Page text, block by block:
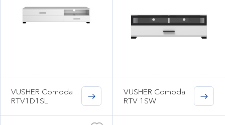
VUSHER Comoda
RTV1D1SL
VUSHER Comoda
RTV 1SW